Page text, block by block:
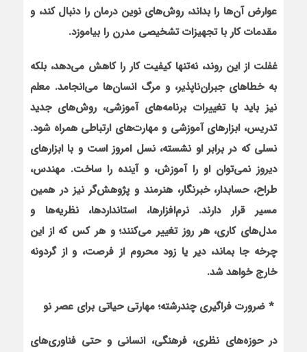
عوارض آن‌ها را بداند، روش‌های نوین درمان را دنبال کند، و
مقدمات کار با تجهیزات تشخیصی مدرن را بیاموزد.
غفلت از این روند، نه‌تنها کیفیت کار را کاهش می‌دهد، بلکه
به خطاهای جبران‌ناپذیر، و مرگ انسان‌ها می‌انجامد. معلم
نیز باید با تغییرات برنامه‌های آموزشی، روش‌های جدید
تدریس، ابزارهای آموزشی و مهارت‌های ارتباطی همراه شود.
نسلی که در برابر او نشسته، نسل امروز است و با ابزارهای
دیروز نمی‌توان او را آموزش، و آینده را ساخت. مهندس،
طراح، حسابدار، خبرنگار، هنرمند و پژوهش‌گر نیز در همین
مسیر قرار دارند. نرم‌افزارها، استانداردها، نظریه‌ها و
مدل‌های کاری، هر روز تغییر می‌کنند؛ و هر کس که از این
چرخه جا بماند، دیر یا زود محروم از فرصت، و از گردونه
خارج خواهد شد.
* ضرورت فراگیری چندرشته‌؛ مهارتی حیاتی برای عصر نو
در حوزه‌های نظری، فرهنگی، انسانی و حتی فناوری‌های